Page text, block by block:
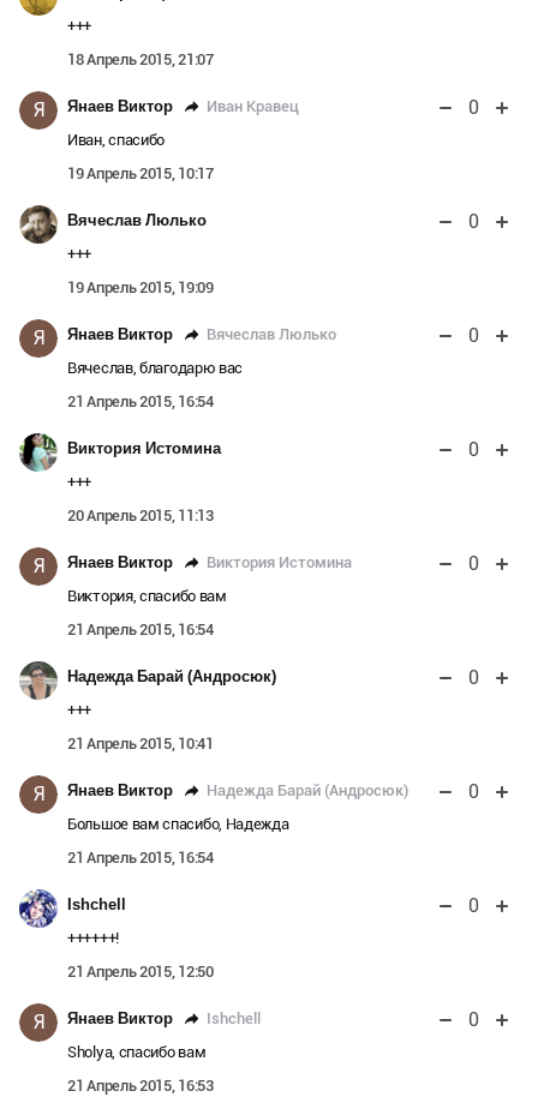
+++
18 Апрель 2015, 21:07
Я Янаев Виктор Иван Кравец 0
Иван, спасибо
19 Апрель 2015, 10:17
Вячеслав Люлько 0
+++
19 Апрель 2015, 19:09
Я Янаев Виктор Вячеслав Люлько 0
Вячеслав, благодарю вас
21 Апрель 2015, 16:54
Виктория Истомина 0
+++
20 Апрель 2015, 11:13
Я Янаев Виктор Виктория Истомина 0
Виктория, спасибо вам
21 Апрель 2015, 16:54
Надежда Барай (Андросюк) 0
+++
21 Апрель 2015, 10:41
Я Янаев Виктор Надежда Барай (Андросюк) 0
Большое вам спасибо, Надежда
21 Апрель 2015, 16:54
Ishchell 0
++++++!
21 Апрель 2015, 12:50
Я Янаев Виктор Ishchell 0
Sholya, спасибо вам
21 Апрель 2015, 16:53